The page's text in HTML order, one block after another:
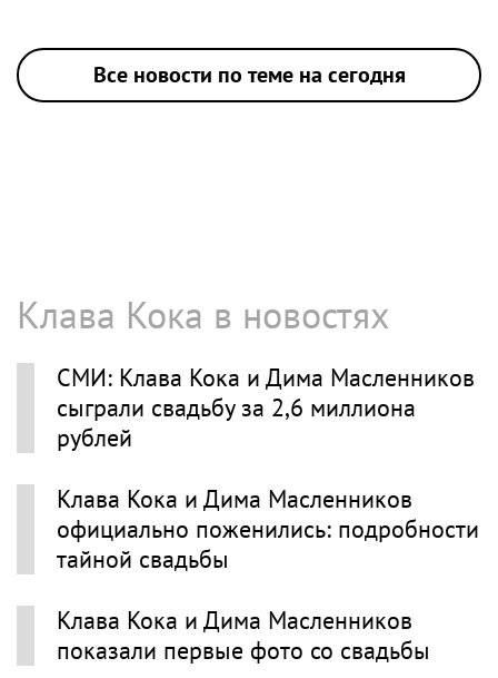
Все новости по теме на сегодня
Клава Кока в новостях
СМИ: Клава Кока и Дима Масленников
сыграли свадьбу за 2,6 миллиона
рублей
Клава Кока и Дима Масленников
официально поженились: подробности
тайной свадьбы
Клава Кока и Дима Масленников
показали первые фото со свадьбы